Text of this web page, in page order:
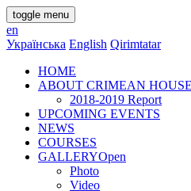
toggle menu
en
Українська English Qirimtatar
HOME
ABOUT CRIMEAN HOUSE
2018-2019 Report
UPCOMING EVENTS
NEWS
COURSES
GALLERYOpen
Photo
Video